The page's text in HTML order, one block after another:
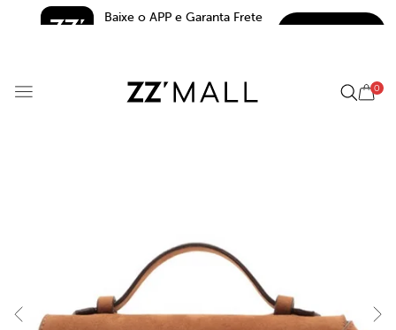
Baixe o APP e Garanta Frete
0